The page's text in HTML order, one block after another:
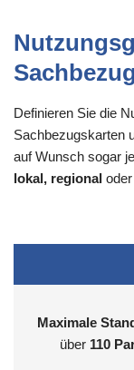
Definieren Sie die
Sachbezugskarten
auf Wunsch sogar
lokal, regional oder
Maximale
über 110